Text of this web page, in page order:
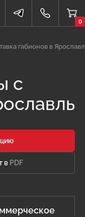
0
габионов в
с
в PDF